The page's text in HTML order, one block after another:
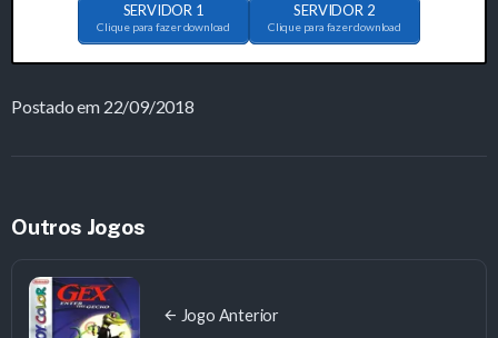
SERVIDOR 1
Clique para fazer download
SERVIDOR 2
Clique para fazer download
Postado em 22/09/2018
Outros Jogos
Jogo Anterior